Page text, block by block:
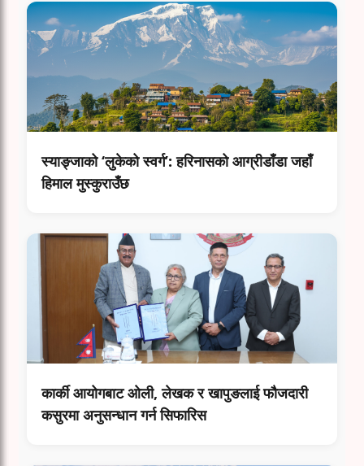
स्याङ्जाको ‘लुकेको स्वर्ग’: हरिनासको आग्रीडाँडा जहाँ
हिमाल मुस्कुराउँछ
कार्की आयोगबाट ओली, लेखक र खापुङलाई फौजदारी
कसुरमा अनुसन्धान गर्न सिफारिस